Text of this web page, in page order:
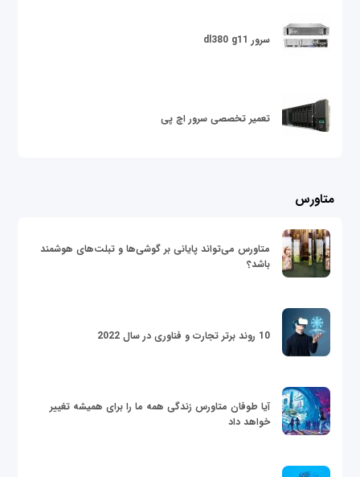
سرور dl380 g11
تعمیر تخصصی سرور اچ پی
متاورس
متاورس می‌تواند پایانی بر گوشی‌ها و تبلت‌های هوشمند
باشد؟
10 روند برتر تجارت و فناوری در سال 2022
آیا طوفان متاورس زندگی همه ما را برای همیشه تغییر
خواهد داد